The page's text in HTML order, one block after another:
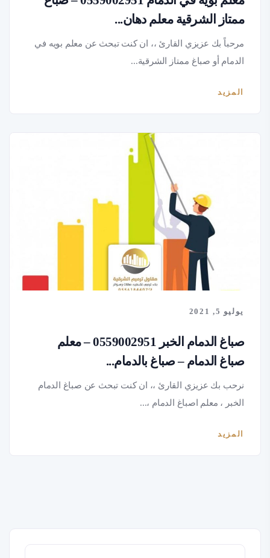
ممتاز الشرقية معلم دهان...
مرحباً بك عزيزي القارئ ،، ان كنت تبحث عن معلم بويه في
الدمام أو صباغ ممتاز الشرقية...
المزيد
يوليو 5, 2021
صباغ الدمام الخبر 0559002951 – معلم
صباغ الدمام – صباغ بالدمام...
نرحب بك عزيزي القارئ ،، ان كنت تبحث عن صباغ الدمام
الخبر ، معلم اصباغ الدمام ،...
المزيد